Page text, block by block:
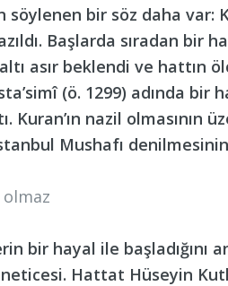
söylenen bir söz daha var:
Başlarda sıradan bir
asır beklendi ve
(ö. 1299) adında
Kuran’ın nazil olmasının
Mushafı
bir hayal ile başladığını
neticesi. Hattat Hüseyin